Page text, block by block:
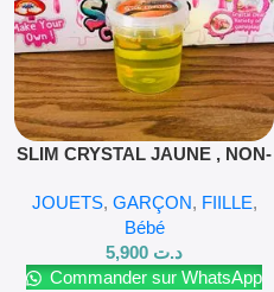
SLIM CRYSTAL JAUNE , NON-
JOUETS, GARÇON, FIILLE,
Bébé
د.ت
Commander sur WhatsApp